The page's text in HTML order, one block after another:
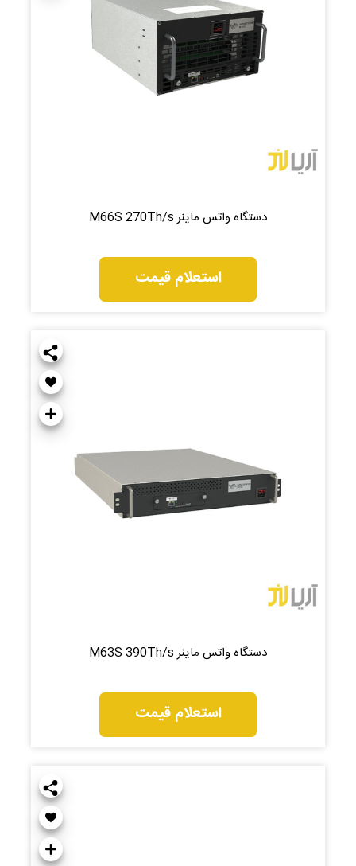
دستگاه واتس ماینر M66S 270Th/s
استعلام قیمت
دستگاه واتس ماینر M63S 390Th/s
استعلام قیمت